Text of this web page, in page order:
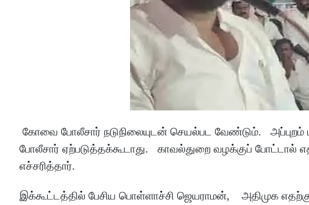
கோவை போலீசார் நடுநிலையுடன் செயல்பட வேண்டும்.
போலீசார் ஏற்படுத்தக்கூடாது. காவல்துறை வழக்குப் போட்டால்
எச்சரித்தார்.
இக்கூட்டத்தில் பேசிய பொள்ளாச்சி ஜெயராமன், அதிமுக